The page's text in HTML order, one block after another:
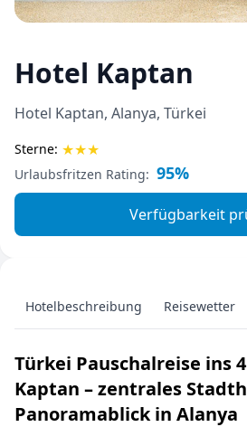
Hotel Kaptan
Hotel Kaptan, Alanya, Türkei
Sterne: ★★★
Urlaubsfritzen Rating: 95%
Verfügbarkeit
Hotelbeschreibung Reisewetter
Türkei Pauschalreise ins
Kaptan – zentrales
Panoramablick in Alanya